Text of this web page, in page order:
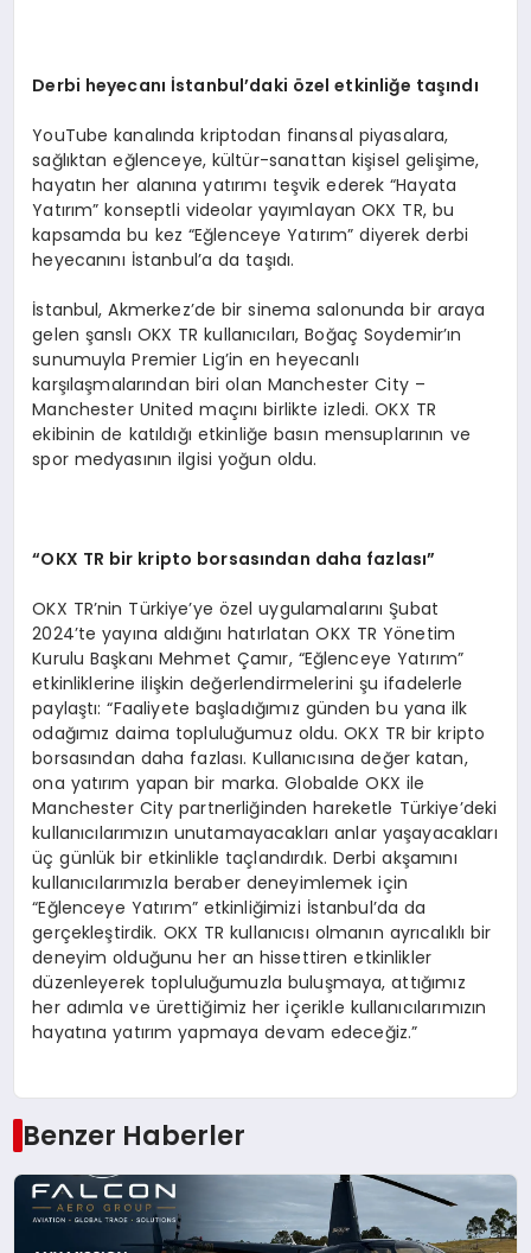
Derbi heyecanı İstanbul’daki özel etkinliğe taşındı
YouTube kanalında kriptodan finansal piyasalara,
sağlıktan eğlenceye, kültür-sanattan kişisel gelişime,
hayatın her alanına yatırımı teşvik ederek “Hayata
Yatırım” konseptli videolar yayımlayan OKX TR, bu
kapsamda bu kez “Eğlenceye Yatırım” diyerek derbi
heyecanını İstanbul’a da taşıdı.
İstanbul, Akmerkez’de bir sinema salonunda bir araya
gelen şanslı OKX TR kullanıcıları, Boğaç Soydemir’ın
sunumuyla Premier Lig’in en heyecanlı
karşılaşmalarından biri olan Manchester City –
Manchester United maçını birlikte izledi. OKX TR
ekibinin de katıldığı etkinliğe basın mensuplarının ve
spor medyasının ilgisi yoğun oldu.
“OKX TR bir kripto borsasından daha fazlası”
OKX TR’nin Türkiye’ye özel uygulamalarını Şubat
2024’te yayına aldığını hatırlatan OKX TR Yönetim
Kurulu Başkanı Mehmet Çamır, “Eğlenceye Yatırım”
etkinliklerine ilişkin değerlendirmelerini şu ifadelerle
paylaştı: “Faaliyete başladığımız günden bu yana ilk
odağımız daima topluluğumuz oldu. OKX TR bir kripto
borsasından daha fazlası. Kullanıcısına değer katan,
ona yatırım yapan bir marka. Globalde OKX ile
Manchester City partnerliğinden hareketle Türkiye’deki
kullanıcılarımızın unutamayacakları anlar yaşayacakları
üç günlük bir etkinlikle taçlandırdık. Derbi akşamını
kullanıcılarımızla beraber deneyimlemek için
“Eğlenceye Yatırım” etkinliğimizi İstanbul’da da
gerçekleştirdik. OKX TR kullanıcısı olmanın ayrıcalıklı bir
deneyim olduğunu her an hissettiren etkinlikler
düzenleyerek topluluğumuzla buluşmaya, attığımız
her adımla ve ürettiğimiz her içerikle kullanıcılarımızın
hayatına yatırım yapmaya devam edeceğiz.”
Benzer Haberler